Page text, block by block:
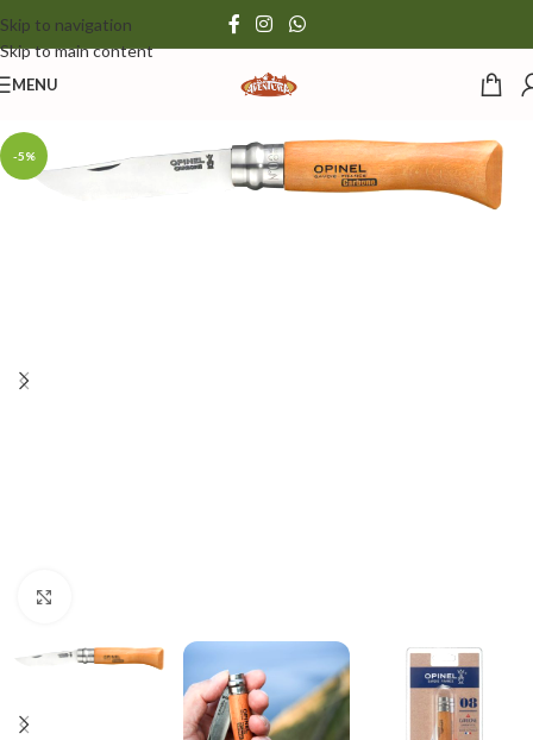
Skip to navigation
Skip to main content
MENU
-5%